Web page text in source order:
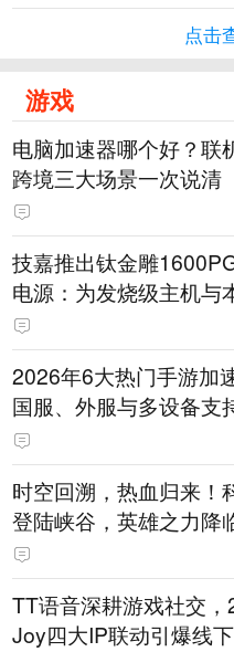
点击
游戏
电脑加速器哪个好？联
跨境三大场景一次说清
技嘉推出钛金雕
电源：为发烧级主机与
打造旗舰供电方案
2026年6大热门手游加
国服、外服与多设备支
时空回溯，热血归来！
登陆峡谷，英雄之力降
斗！
TT语音深耕游戏社交
Joy四大IP联动引爆线